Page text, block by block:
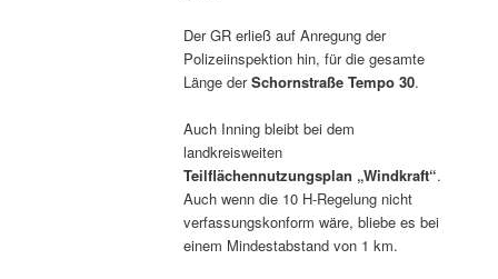
Der GR erließ auf Anregung der
Polizeiinspektion hin, für die gesamte
Länge derSchornstraße Tempo 30.
Auch Inning bleibt bei dem
landkreisweiten
Teilflächennutzungsplan „Windkraft“.
Auch wenn die 10 H-Regelung nicht
verfassungskonform wäre, bliebe es bei
einem Mindestabstand von 1 km.